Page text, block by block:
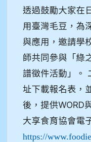
透過鼓勵大家在
用臺灣毛豆，為
與應用，邀請學
師共同參與「綠
譜徵件活動」。
址下載報名表，
後，提供WORD
大享食育協會電
https://